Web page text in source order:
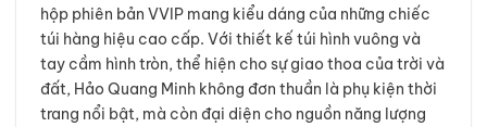
hộp phiên bản VVIP mang kiểu dáng của những chiếc
túi hàng hiệu cao cấp. Với thiết kế túi hình vuông và
tay cầm hình tròn, thể hiện cho sự giao thoa của trời và
đất, Hảo Quang Minh không đơn thuần là phụ kiện thời
trang nổi bật, mà còn đại diện cho nguồn năng lượng